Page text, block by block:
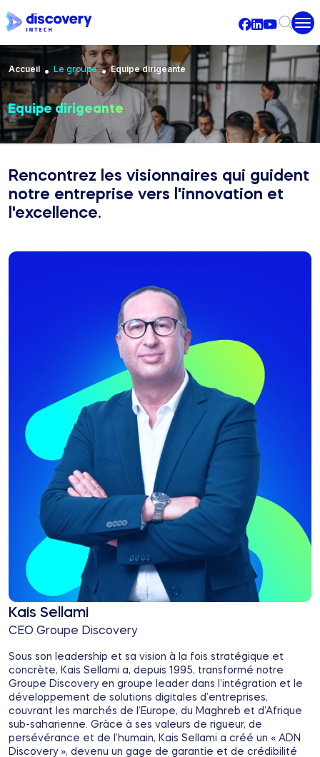
Fil d'Ariane
Accueil Le groupe Equipe dirigeante
Equipe dirigeante
Rencontrez les visionnaires qui guident
notre entreprise vers l'innovation et
l'excellence.
Kais Sellami
CEO Groupe Discovery
Sous son leadership et sa vision à la fois stratégique et
concrète, Kais Sellami a, depuis 1995, transformé notre
Groupe Discovery en groupe leader dans l’intégration et le
développement de solutions digitales d’entreprises,
couvrant les marchés de l’Europe, du Maghreb et d’Afrique
sub-saharienne. Gràce à ses valeurs de rigueur, de
persévérance et de l’humain, Kais Sellami a créé un « ADN
Discovery », devenu un gage de garantie et de crédibilité